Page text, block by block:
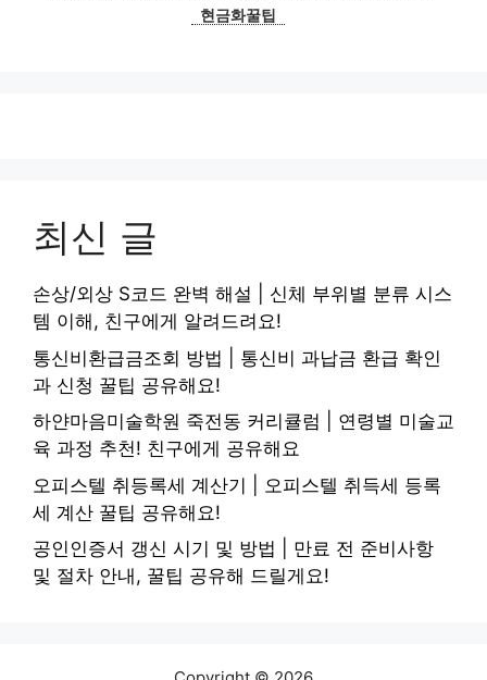
현금화꿀팁
최신 글
손상/외상 S코드 완벽 해설 | 신체 부위별 분류 시스
템 이해, 친구에게 알려드려요!
통신비환급금조회 방법 | 통신비 과납금 환급 확인
과 신청 꿀팁 공유해요!
하얀마음미술학원 죽전동 커리큘럼 | 연령별 미술교
육 과정 추천! 친구에게 공유해요
오피스텔 취등록세 계산기 | 오피스텔 취득세 등록
세 계산 꿀팁 공유해요!
공인인증서 갱신 시기 및 방법 | 만료 전 준비사항
및 절차 안내, 꿀팁 공유해 드릴게요!